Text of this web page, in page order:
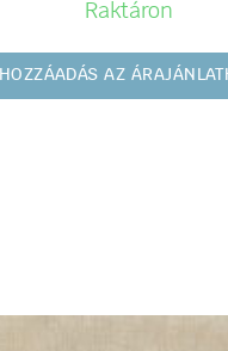
Raktáron
HOZZÁADÁS AZ